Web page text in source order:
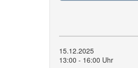
15.12.2025
13:00 - 16:00 Uhr